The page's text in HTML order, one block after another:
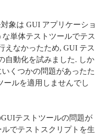
象は GUI アプリケーショ
単体テストツールでテス
えなかったため, GUI テス
自動化を試みました. しか
くつかの問題があったた
ールを適用しませんでし
テストツールの問題が
でテストスクリプトを生